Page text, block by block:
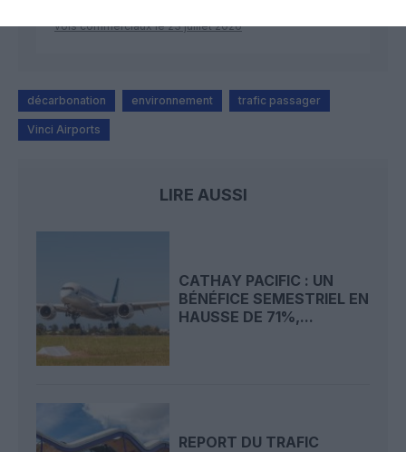
vols commerciaux le 23 juillet 2026
décarbonation environnement trafic passager
Vinci Airports
LIRE AUSSI
CATHAY PACIFIC : UN
BÉNÉFICE SEMESTRIEL EN
HAUSSE DE 71%,...
REPORT DU TRAFIC